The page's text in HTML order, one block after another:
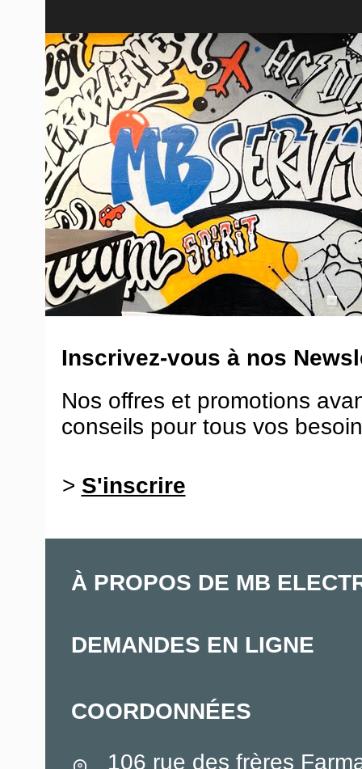
Inscrivez-vous à nos
Nos offres et promotions
conseils pour tous vos
> S'inscrire
À PROPOS DE MB
DEMANDES EN LIGNE
COORDONNÉES
106 rue des frères